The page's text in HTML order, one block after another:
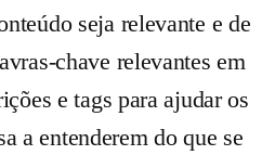
seja relevante e de
chave relevantes em
e tags para ajudar os
a entenderem do que se